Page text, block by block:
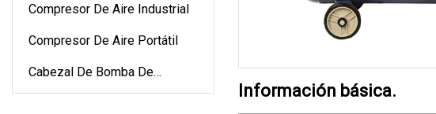
Compresor De Aire Industrial
Compresor De Aire Portátil
Cabezal De Bomba De
Compresor De Aire
Información básica.